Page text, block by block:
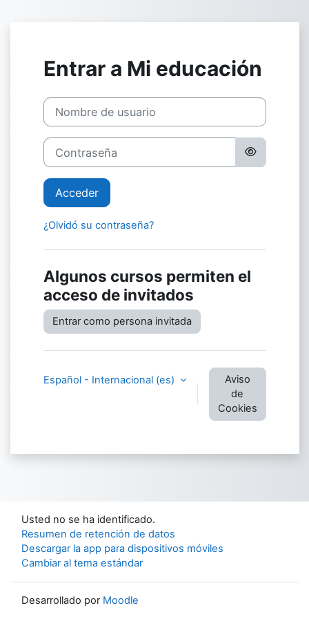
Entrar a Mi educación
Nombre de usuario
Contraseña
Acceder
¿Olvidó su contraseña?
Algunos cursos permiten el
acceso de invitados
Entrar como persona invitada
Español - Internacional ‎(es)‎
Aviso
de
Cookies
Usted no se ha identificado.
Resumen de retención de datos
Descargar la app para dispositivos móviles
Cambiar al tema estándar
Desarrollado por Moodle